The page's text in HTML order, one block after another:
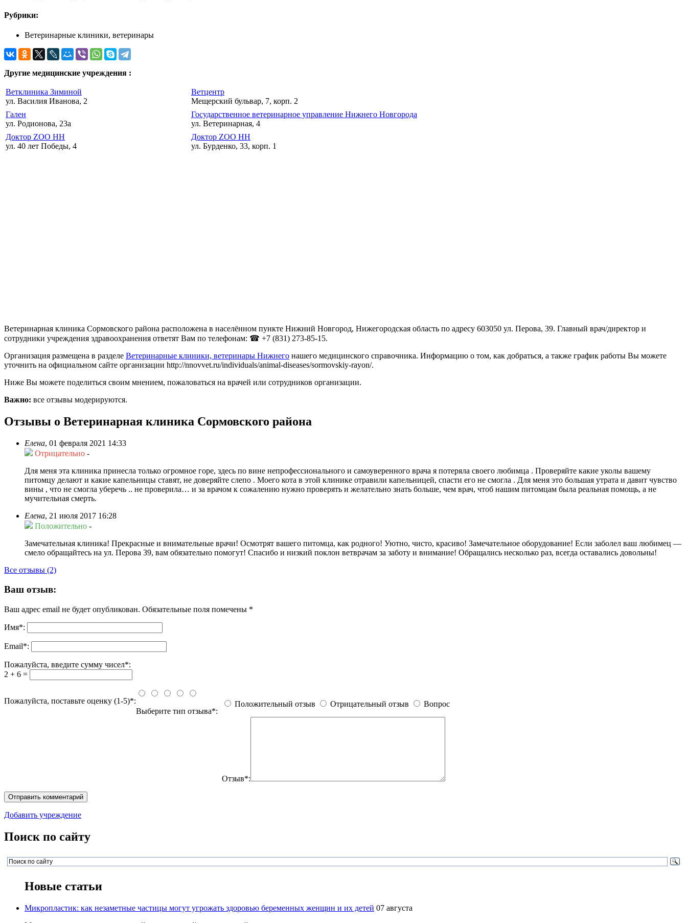
Рубрики:
Ветеринарные клиники, ветеринары
Другие медицинские учреждения :
Ветклиника Зиминой
ул. Василия Иванова, 2
Ветцентр
Мещерский бульвар, 7, корп. 2
Гален
ул. Родионова, 23а
Государственное ветеринарное управление Нижнего Новгорода
ул. Ветеринарная, 4
Доктор ZOO НН
ул. 40 лет Победы, 4
Доктор ZOO НН
ул. Бурденко, 33, корп. 1
Ветеринарная клиника Сормовского района расположена в населённом пункте Нижний Новгород, Нижегородская область по адресу 603050 ул. Перова, 39. Главный врач/директор и
сотрудники учреждения здравоохранения ответят Вам по телефонам: ☎ +7 (831) 273-85-15.
Организация размещена в разделе Ветеринарные клиники, ветеринары Нижнего нашего медицинского справочника. Информацию о том, как добраться, а также график работы Вы можете
уточнить на официальном сайте организации http://nnovvet.ru/individuals/animal-diseases/sormovskiy-rayon/.
Ниже Вы можете поделиться своим мнением, пожаловаться на врачей или сотрудников организации.
Важно: все отзывы модерируются.
Отзывы о Ветеринарная клиника Сормовского района
Елена, 01 февраля 2021 14:33
Отрицательно -
Для меня эта клиника принесла только огромное горе, здесь по вине непрофессионального и самоуверенного врача я потеряла своего любимца . Проверяйте какие уколы вашему
питомцу делают и какие капельницы ставят, не доверяйте слепо . Моего кота в этой клинике отравили капельницей, спасти его не смогла . Для меня это большая утрата и давит чувство
вины , что не смогла уберечь .. не проверила… и за врачом к сожалению нужно проверять и желательно знать больше, чем врач, чтоб нашим питомцам была реальная помощь, а не
мучительная смерть.
Елена, 21 июля 2017 16:28
Положительно -
Замечательная клиника! Прекрасные и внимательные врачи! Осмотрят вашего питомца, как родного! Уютно, чисто, красиво! Замечательное оборудование! Если заболел ваш любимец —
смело обращайтесь на ул. Перова 39, вам обязательно помогут! Спасибо и низкий поклон ветврачам за заботу и внимание! Обращались несколько раз, всегда оставались довольны!
Все отзывы (2)
Ваш отзыв:
Ваш адрес email не будет опубликован. Обязательные поля помечены *
Имя*:
Email*:
Пожалуйста, введите сумму чисел*:
2 + 6 =
Пожалуйста, поставьте оценку (1-5)*:
Выберите тип отзыва*:
Положительный отзыв Отрицательный отзыв Вопрос
Отзыв*:
Добавить учреждение
Поиск по сайту
Новые статьи
Микропластик: как незаметные частицы могут угрожать здоровью беременных женщин и их детей 07 августа